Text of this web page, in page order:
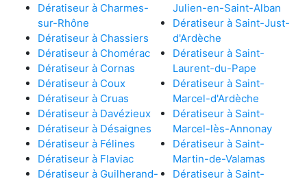
Dératiseur à Charmes-
sur-Rhône
Dératiseur à Chassiers
Dératiseur à Chomérac
Dératiseur à Cornas
Dératiseur à Coux
Dératiseur à Cruas
Dératiseur à Davézieux
Dératiseur à Désaignes
Dératiseur à Félines
Dératiseur à Flaviac
Dératiseur à Guilherand-
Julien-en-Saint-Alban
Dératiseur à Saint-Just-
d'Ardèche
Dératiseur à Saint-
Laurent-du-Pape
Dératiseur à Saint-
Marcel-d'Ardèche
Dératiseur à Saint-
Marcel-lès-Annonay
Dératiseur à Saint-
Martin-de-Valamas
Dératiseur à Saint-